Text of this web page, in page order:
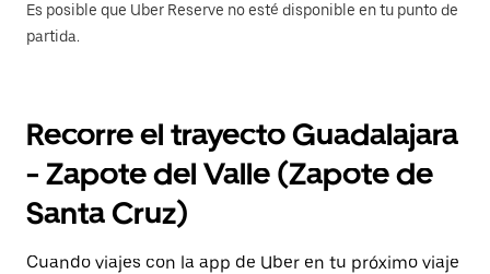
Es posible que Uber Reserve no esté disponible en tu punto de
partida.
Recorre el trayecto Guadalajara
- Zapote del Valle (Zapote de
Santa Cruz)
Cuando viajes con la app de Uber en tu próximo viaje